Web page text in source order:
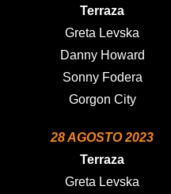
Terraza
Greta Levska
Danny Howard
Sonny Fodera
Gorgon City
28 AGOSTO 2023
Terraza
Greta Levska